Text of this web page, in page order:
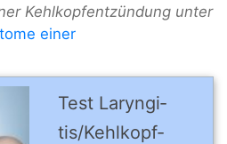
Kehlkopfentzündung unter
einer
Test Laryngi­
tis/Kehlkopf­